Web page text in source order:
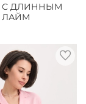
С ДЛИННЫМ
ЛАЙМ